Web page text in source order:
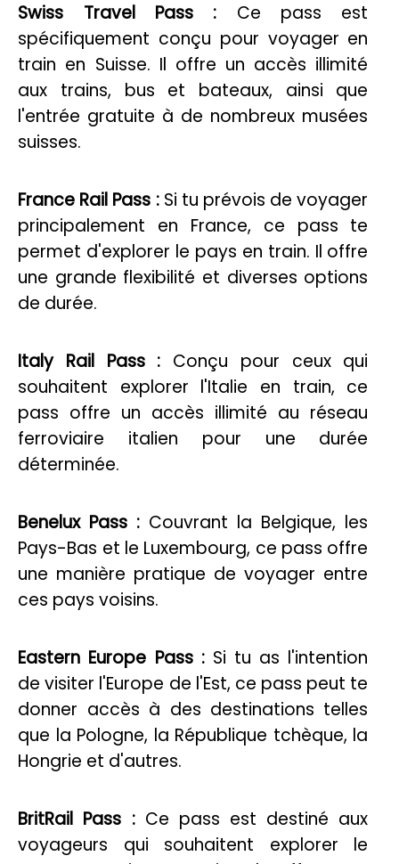
Swiss Travel Pass : Ce pass est
spécifiquement conçu pour voyager en
train en Suisse. Il offre un accès illimité
aux trains, bus et bateaux, ainsi que
l'entrée gratuite à de nombreux musées
suisses.
France Rail Pass :Si tu prévois de voyager
principalement en France, ce pass te
permet d'explorer le pays en train. Il offre
une grande flexibilité et diverses options
de durée.
Italy Rail Pass : Conçu pour ceux qui
souhaitent explorer l'Italie en train, ce
pass offre un accès illimité au réseau
ferroviaire italien pour une durée
déterminée.
Benelux Pass : Couvrant la Belgique, les
Pays-Bas et le Luxembourg, ce pass offre
une manière pratique de voyager entre
ces pays voisins.
Eastern Europe Pass :Si tu as l'intention
de visiter l'Europe de l'Est, ce pass peut te
donner accès à des destinations telles
que la Pologne, la République tchèque, la
Hongrie et d'autres.
BritRail Pass :Ce pass est destiné aux
voyageurs qui souhaitent explorer le